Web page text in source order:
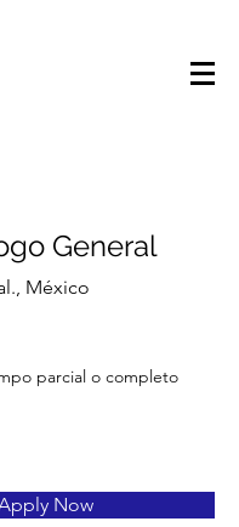
General
México
parcial o completo
Now